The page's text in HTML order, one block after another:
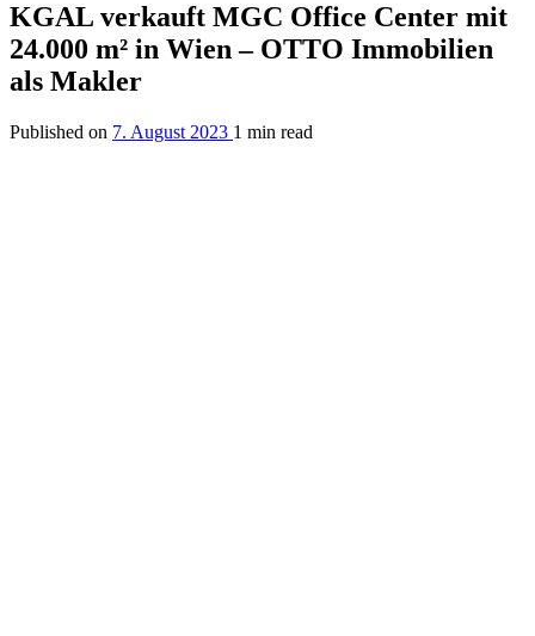
KGAL verkauft MGC Office Center mit
24.000 m² in Wien – OTTO Immobilien
als Makler
Published on 7. August 2023 1 min read